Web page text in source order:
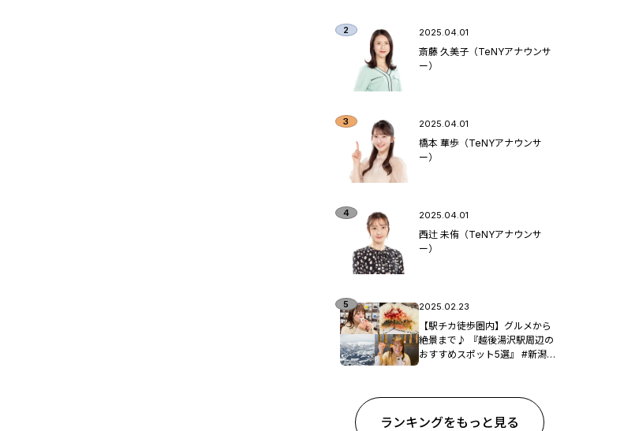
2025.04.01
斎藤 久美子（TeNYアナウンサ
ー）
2025.04.01
橋本 華歩（TeNYアナウンサ
ー）
2025.04.01
西辻 未侑（TeNYアナウンサ
ー）
2025.02.23
【駅チカ徒歩圏内】グルメから
絶景まで♪ 『越後湯沢駅周辺の
おすすめスポット5選』 #新潟観
ランキングをもっと見る